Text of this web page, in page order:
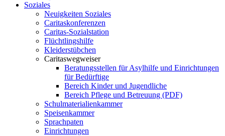
Soziales
Neuigkeiten Soziales
Caritaskonferenzen
Caritas-Sozialstation
Flüchtlingshilfe
Kleiderstübchen
Caritaswegweiser
Beratungsstellen für Asylhilfe und Einrichtungen
für Bedürftige
Bereich Kinder und Jugendliche
Bereich Pflege und Betreuung (PDF)
Schulmaterialienkammer
Speisenkammer
Sprachpaten
Einrichtungen